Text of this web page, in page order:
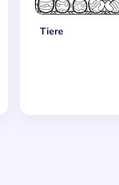
Tiere